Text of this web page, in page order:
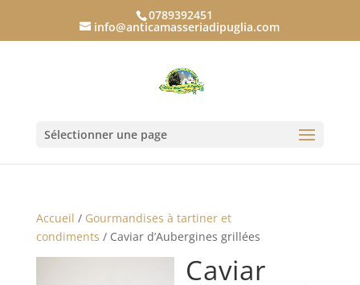
0789392451
info@anticamasseriadipuglia.com
Sélectionner une page
Accueil / Gourmandises à tartiner et
condiments / Caviar d’Aubergines grillées
Caviar